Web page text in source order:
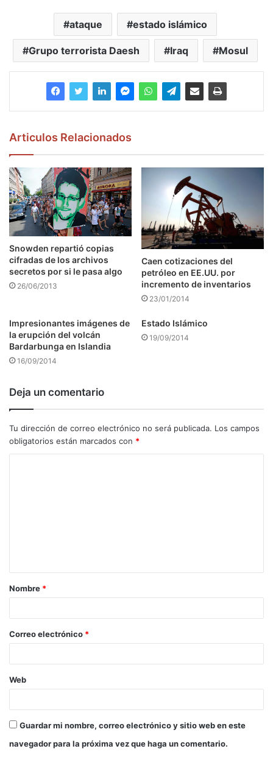
ataque estado islámico
Grupo terrorista Daesh Iraq Mosul
Articulos Relacionados
Snowden repartió copias
cifradas de los archivos
secretos por si le pasa algo
26/06/2013
Caen cotizaciones del
petróleo en EE.UU. por
incremento de inventarios
23/01/2014
Impresionantes imágenes de
la erupción del volcán
Bardarbunga en Islandia
16/09/2014
Estado Islámico
19/09/2014
Deja un comentario
Tu dirección de correo electrónico no será publicada. Los campos
obligatorios están marcados con *
a
r
*
Nombre *
Correo electrónico *
Web
Guardar mi nombre, correo electrónico y sitio web en este
navegador para la próxima vez que haga un comentario.